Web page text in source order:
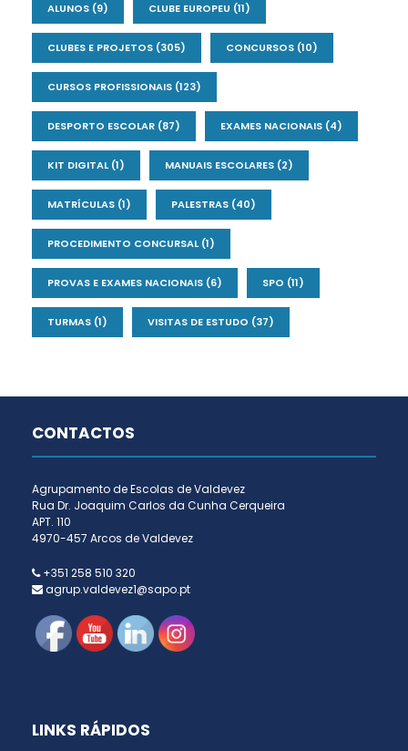
ALUNOS (9) CLUBE EUROPEU (11)
CLUBES E PROJETOS (305) CONCURSOS (10)
CURSOS PROFISSIONAIS (123)
DESPORTO ESCOLAR (87) EXAMES NACIONAIS (4)
KIT DIGITAL(1) MANUAIS ESCOLARES (2)
MATRÍCULAS (1) PALESTRAS (40)
PROCEDIMENTO CONCURSAL(1)
PROVAS E EXAMES NACIONAIS (6) SPO (11)
TURMAS (1) VISITAS DE ESTUDO (37)
CONTACTOS
Agrupamento de Escolas de Valdevez
Rua Dr. Joaquim Carlos da Cunha Cerqueira
APT. 110
4970-457 Arcos de Valdevez
+351 258 510 320
agrup.valdevez1@sapo.pt
LINKS RÁPIDOS